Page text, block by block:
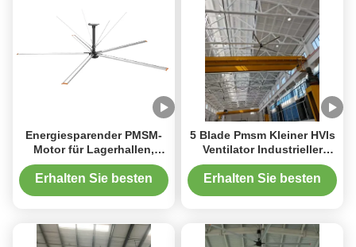
Energiesparender PMSM-
Motor für Lagerhallen,
verwendeter riesiger
Industrie-HVLS-Ventilator
Erhalten Sie besten
5 Blade Pmsm Kleiner HVls
Ventilator Industrieller
Deckenventilator Für
Basketballplatz
Erhalten Sie besten